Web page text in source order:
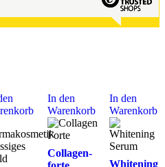
In den
Warenkorb
Collagen-
In den
Warenkorb
Whitening